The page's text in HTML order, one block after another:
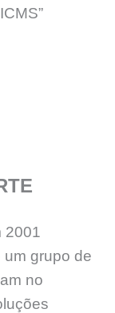
2001
grupo de
no